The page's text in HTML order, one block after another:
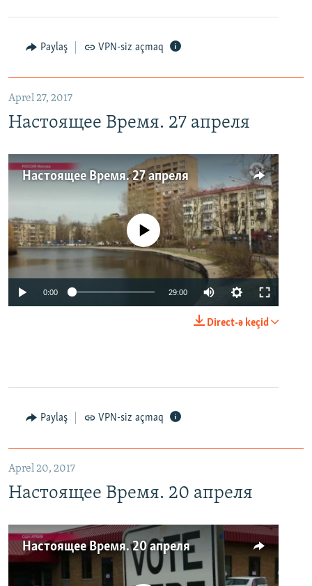
Paylaş VPN-siz açmaq
Aprel 27, 2017
Настоящее Время. 27 апреля
Настоящее Время. 27 апреля
No media source currently available
0:00 29:00
Direct-ə keçid
Paylaş VPN-siz açmaq
Aprel 20, 2017
Настоящее Время. 20 апреля
Настоящее Время. 20 апреля